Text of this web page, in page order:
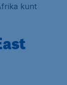
kunt